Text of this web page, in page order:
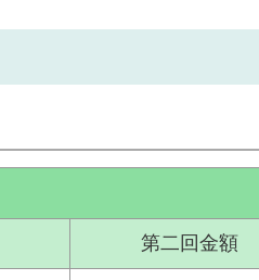
第二回金額